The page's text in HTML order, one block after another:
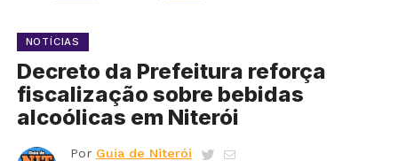
NOTÍCIAS
Decreto da Prefeitura reforça
fiscalização sobre bebidas
alcoólicas em Niterói
Por Guia de Niterói